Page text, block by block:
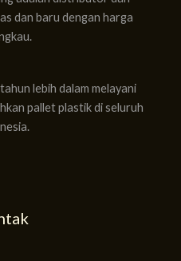
dan baru dengan harga
lebih dalam melayani
pallet plastik di seluruh